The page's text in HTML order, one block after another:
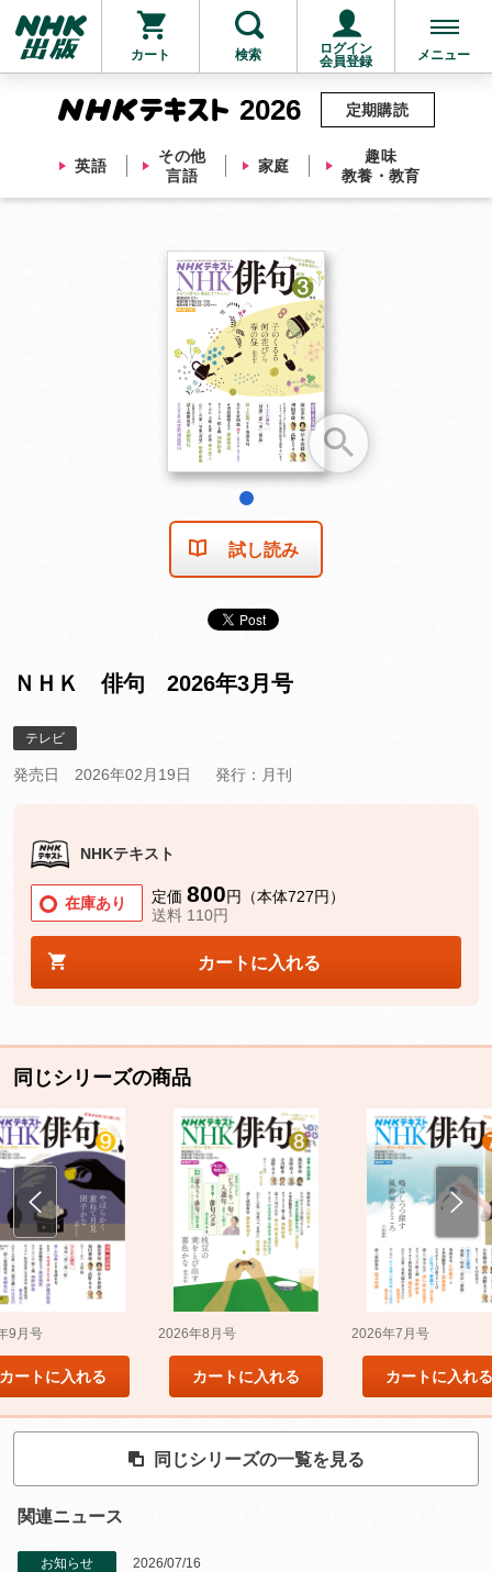
カート 検索
ログイン
会員登録
メニュー
2026
英語
その他
言語
家庭
趣味
教養・教育
定期購読
他にも商品を買う
試し読み
ＮＨＫ 俳句 2026年3月号
テレビ
発売日 2026年02月19日 発行：月刊
NHKテキスト
在庫あり 定価 800円（本体727円）
送料 110円
カートに入れる
同じシリーズの商品
9月号
カートに入れる
2026年8月号
カートに入れる
2026年7月号
カートに入れる
同じシリーズの一覧を見る
関連ニュース
お知らせ
2026/07/16